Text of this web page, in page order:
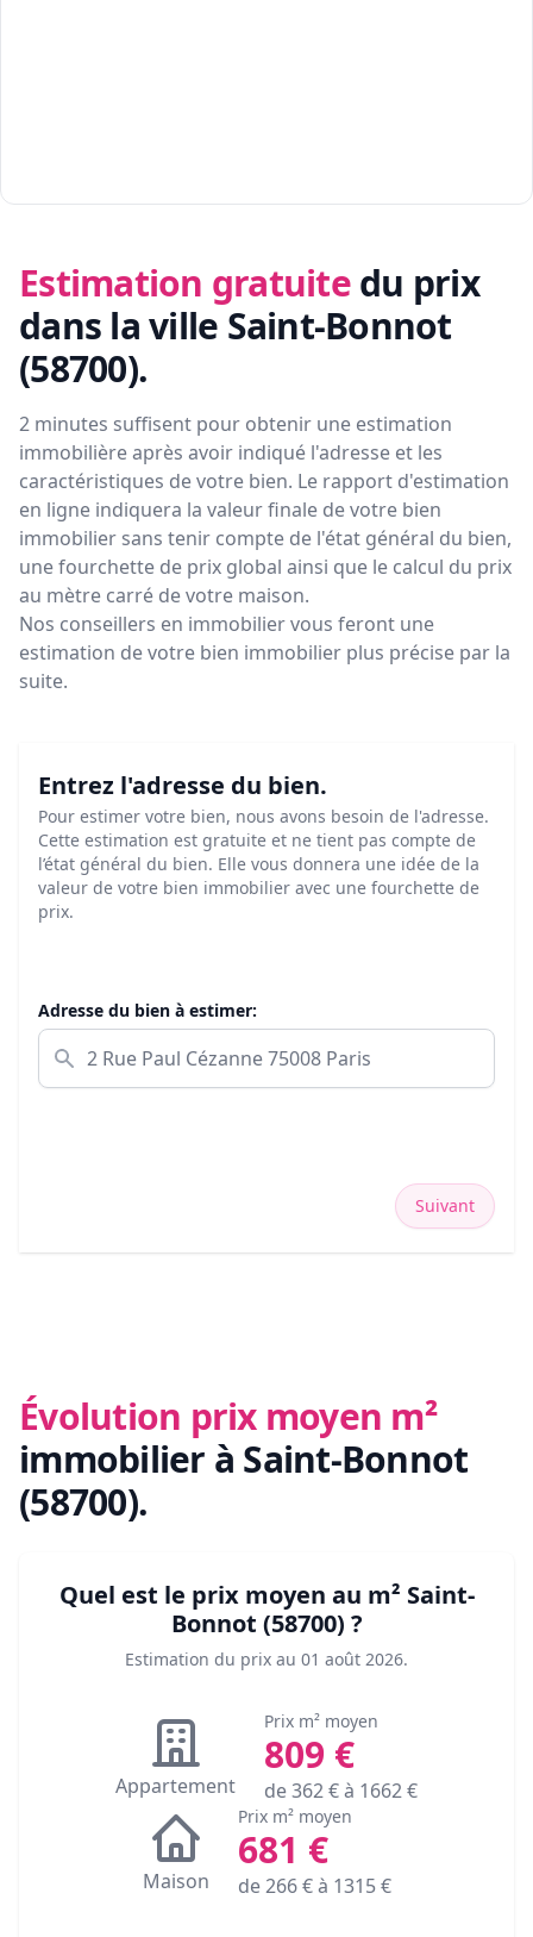
Estimation gratuite du prix
dans la ville Saint-Bonnot
(58700).
2 minutes suffisent pour obtenir une estimation
immobilière après avoir indiqué l'adresse et les
caractéristiques de votre bien. Le rapport d'estimation
en ligne indiquera la valeur finale de votre bien
immobilier sans tenir compte de l'état général du bien,
une fourchette de prix global ainsi que le calcul du prix
au mètre carré de votre maison.
Nos conseillers en immobilier vous feront une
estimation de votre bien immobilier plus précise par la
suite.
Entrez l'adresse du bien.
Pour estimer votre bien, nous avons besoin de l'adresse.
Cette estimation est gratuite et ne tient pas compte de
l’état général du bien. Elle vous donnera une idée de la
valeur de votre bien immobilier avec une fourchette de
prix.
Adresse du bien à estimer:
Suivant
Évolution prix moyen m²
immobilier à Saint-Bonnot
(58700).
Quel est le prix moyen au m² Saint-
Bonnot (58700) ?
Estimation du prix au 01 août 2026.
Appartement
Prix m² moyen
809 €
de362€ à 1662€
Maison
Prix m² moyen
681 €
de266€ à 1315€